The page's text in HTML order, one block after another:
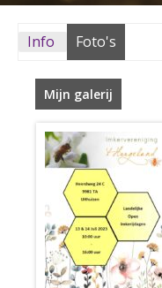
Info Foto's
Mijn galerij